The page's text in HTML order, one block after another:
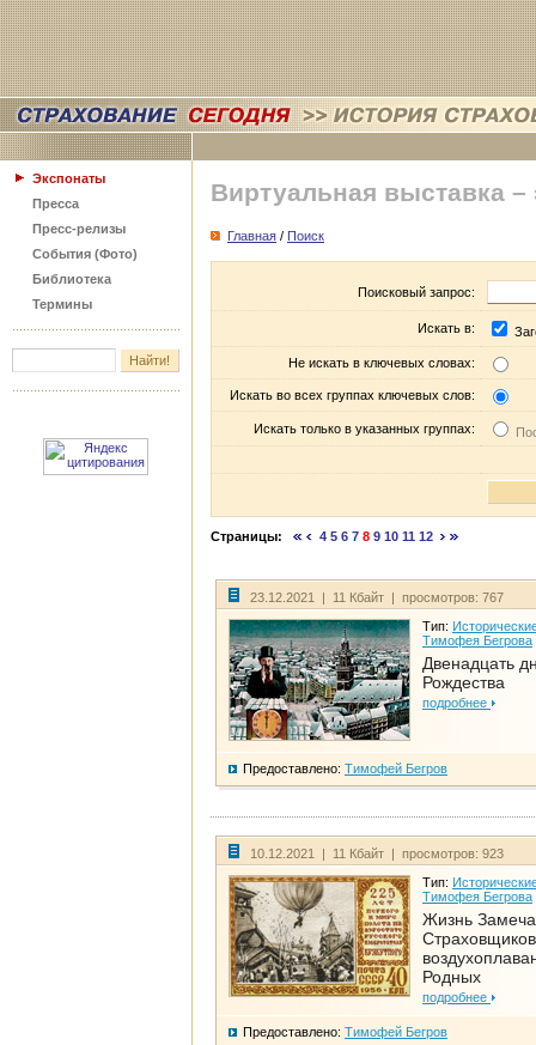
Экспонаты
Пресса
Пресс-релизы
События (Фото)
Библиотека
Термины
Виртуальная выставка –
Главная / Поиск
Поисковый запрос:
Искать в:
Не искать в ключевых словах:
Искать во всех группах ключевых слов:
Искать только в указанных группах:
Страницы: 4 5 6 7 8 9 10 11 12
23.12.2021 | 11 Кбайт | просмотров: 767
Тип:
Тимофея Бегрова
Двенадцать
Рождества
подробнее
Предоставлено: Тимофей Бегров
10.12.2021 | 11 Кбайт | просмотров: 923
Тип:
Тимофея Бегрова
Жизнь
Родных
подробнее
Предоставлено: Тимофей Бегров